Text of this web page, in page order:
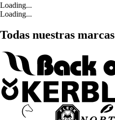
Loading...
Loading...
Todas nuestras marcas